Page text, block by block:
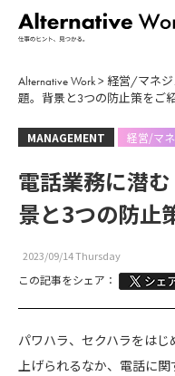
Alternative Work> 経営/マネジ
題。背景と3つの防止策をご
MANAGEMENT 経営/マ
電話業務に潜
景と3つの防止
2023/09/14 Thursday
この記事をシェア：
パワハラ、セクハラをは
上げられるなか、電話に